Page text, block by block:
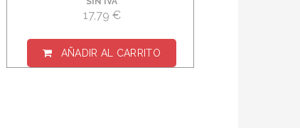
17,79 €
AÑADIR AL CARRITO